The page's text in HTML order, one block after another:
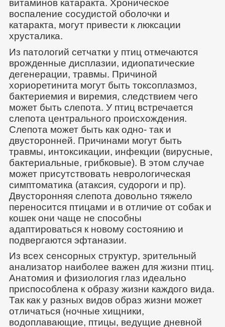
витаминов катаракта. Хроническое
воспаление сосудистой оболочки и
катаракта, могут привести к люксации
хрусталика.
Из патологий сетчатки у птиц отмечаются
врожденные дисплазии, идиопатические
дегенерации, травмы. Причиной
хориоретинита могут быть токсоплазмоз,
бактериемия и виремия, следствием чего
может быть слепота. У птиц встречается
слепота центрального происхождения.
Слепота может быть как одно- так и
двусторонней. Причинами могут быть
травмы, интоксикации, инфекции (вирусные,
бактериальные, грибковые). В этом случае
может присутствовать неврологическая
симптоматика (атаксия, судороги и пр).
Двусторонняя слепота довольно тяжело
переносится птицами и в отличие от собак и
кошек они чаще не способны
адаптироваться к новому состоянию и
подвергаются эфтаназии.
Из всех сенсорных структур, зрительный
анализатор наиболее важен для жизни птиц.
Анатомия и физиология глаз идеально
приспособлена к образу жизни каждого вида.
Так как у разных видов образ жизни может
отличаться (ночные хищники,
водоплавающие, птицы, ведущие дневной